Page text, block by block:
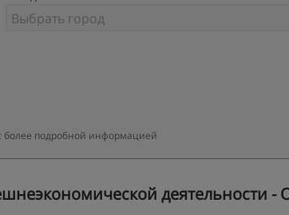
более подробной информацией
деятельности -